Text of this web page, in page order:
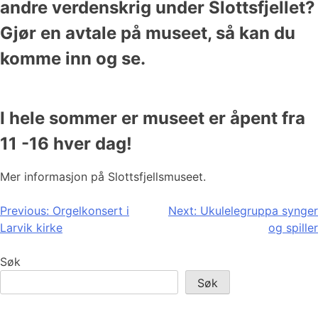
andre verdenskrig under Slottsfjellet?
Gjør en avtale på museet, så kan du
komme inn og se.
I hele sommer er museet er åpent fra
11 -16 hver dag!
Mer informasjon på Slottsfjellsmuseet.
Innleggsnavigasjon
Previous: Orgelkonsert i
Larvik kirke
Next: Ukulelegruppa synger
og spiller
Søk
Søk